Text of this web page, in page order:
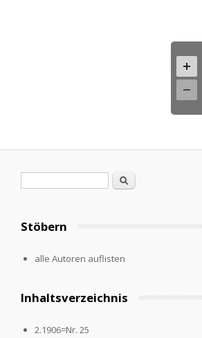
Search
Stöbern
alle Autoren auflisten
Inhaltsverzeichnis
2.1906=Nr. 25